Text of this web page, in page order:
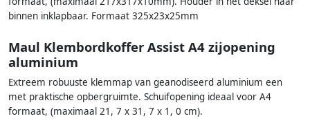
binnen inklapbaar. Formaat 325x23x25mm
Maul Klembordkoffer Assist A4 zijopening
aluminium
Extreem robuuste klemmap van geanodiseerd aluminium een
met praktische opbergruimte. Schuifopening ideaal voor A4
formaat, (maximaal 21, 7 x 31, 7 x 1, 0 cm).